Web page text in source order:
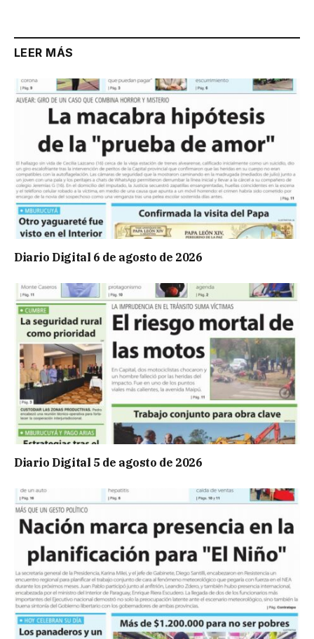
LEER MÁS
Diario Digital 6 de agosto de 2026
Diario Digital 5 de agosto de 2026